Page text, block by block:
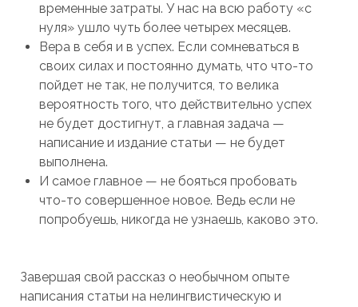
временные затраты. У нас на всю работу «с
нуля» ушло чуть более четырех месяцев.
Вера в себя и в успех. Если сомневаться в
своих силах и постоянно думать, что что-то
пойдет не так, не получится, то велика
вероятность того, что действительно успех
не будет достигнут, а главная задача —
написание и издание статьи — не будет
выполнена.
И самое главное — не бояться пробовать
что-то совершенное новое. Ведь если не
попробуешь, никогда не узнаешь, каково это.
Завершая свой рассказ о необычном опыте
написания статьи на нелингвистическую и